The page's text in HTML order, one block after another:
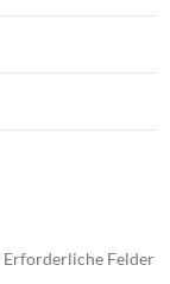
Erforderliche Felder